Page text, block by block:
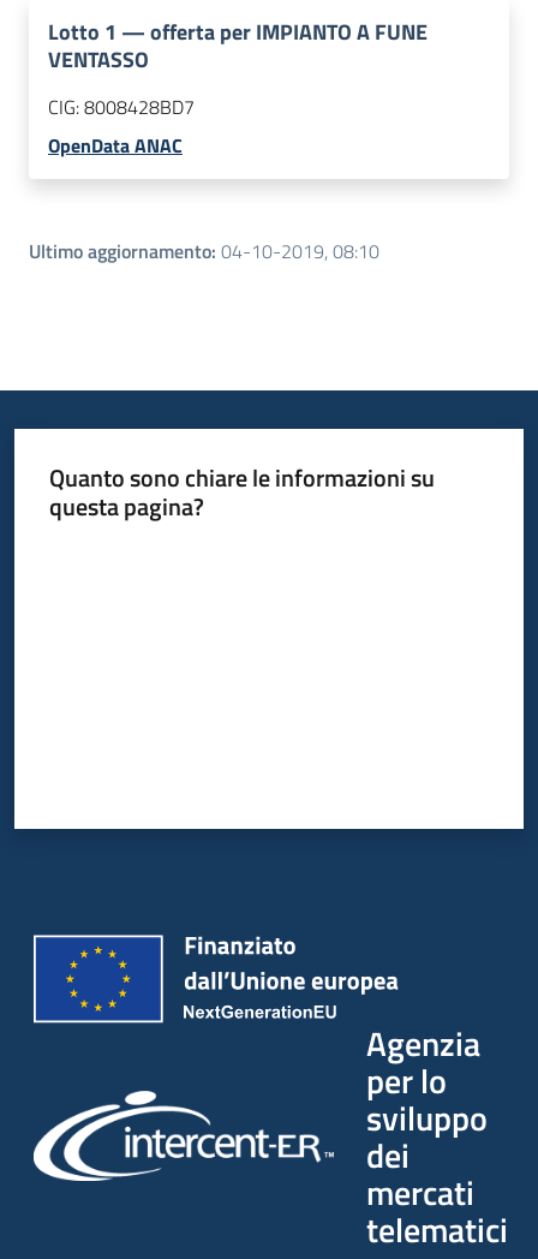
Lotto 1 —offerta per IMPIANTO A FUNE
VENTASSO
CIG:8008428BD7
OpenData ANAC
Ultimo aggiornamento: 04-10-2019, 08:10
Quanto sono chiare le informazioni su
questa pagina?
Agenzia
per lo
sviluppo
dei
mercati
telematici